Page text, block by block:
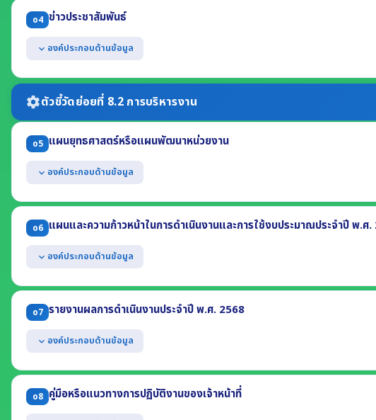
(1) ที่อยู่สำนักงาน (2) หมายเลขโทรศัพท์ (3) หมายเลขโทรสาร
(4) ที่อยู่ไปรษณีย์อิเล็กทรอนิกส์ (5) แผนที่ตั้ง
แสดงช่องทางการสอบถามข้อมูลออนไลน์ของหน่วยงาน
o4 ข่าวประชาสัมพันธ์
expand_more องค์ประกอบด้านข้อมูล
แสดงข้อมูลข่าวสารต่างๆ ที่เกี่ยวข้องกับการดำเนินงานตามอำนาจหน้าที่หรือภารกิจของหน่
เป็นข้อมูลข่าวสารที่เกิดขึ้นในปี พ.ศ. 2569
settingsตัวชี้วัดย่อยที่ 8.2 การบริหารงาน
o5 แผนยุทธศาสตร์หรือแผนพัฒนาหน่วยงาน
expand_more องค์ประกอบด้านข้อมูล
แสดงแผนการดำเนินภารกิจของหน่วยงานที่มีระยะเวลามากกว่า 1 ปี อย่างน้อยประกอบด้
(1) ยุทธศาสตร์หรือแนวทาง (2) เป้าหมาย (3) ตัวชี้วัด
มีระยะเวลาบังคับใช้ครอบคลุมปี พ.ศ. 2569
o6 แผนและความก้าวหน้าในการดำเนินงานและการใช้งบประมาณประจำปี พ.ศ
expand_more องค์ประกอบด้านข้อมูล
แสดงแผนการดำเนินงานตามภารกิจของหน่วยงาน ประจำปี พ.ศ. 2569 อย่างน้อยประกอ
(1) โครงการหรือกิจกรรม (2) งบประมาณแต่ละโครงการ (3) ระยะเวลาดำเนินการ
แสดงผลความก้าวหน้าในการดำเนินงาน ข้อมูล ณ วันที่ 31 มีนาคม 2569 อย่างน้อยประก
(1) ความก้าวหน้าการดำเนินการแต่ละโครงการ (2) ร้อยละของการใช้จ่ายงบประมาณ
o7 รายงานผลการดำเนินงานประจำปี พ.ศ. 2568
expand_more องค์ประกอบด้านข้อมูล
แสดงผลการดำเนินงานตามแผนดำเนินงาน ประจำปีงบประมาณ 2568 โดยมีรายละเอียด
(1) ผลการดำเนินงานของแต่ละโครงการหรือกิจกรรม
(2) งบประมาณที่ได้รับจัดสรรแต่ละโครงการหรือกิจกรรม
(3) ผลการใช้จ่ายงบประมาณที่ใช้ดำเนินงานแต่ละโครงการหรือกิจกรรม
o8 คู่มือหรือแนวทางการปฏิบัติงานของเจ้าหน้าที่